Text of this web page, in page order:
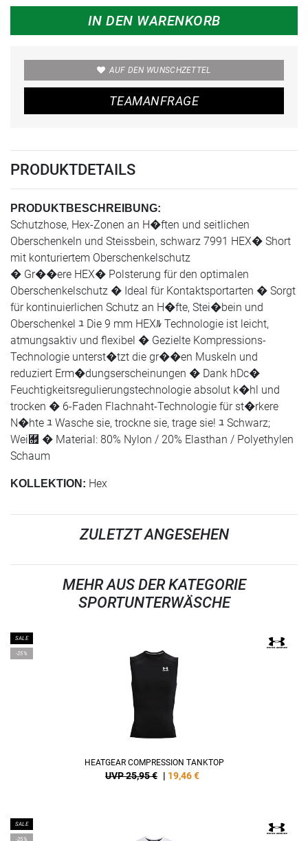
IN DEN WARENKORB
AUF DEN WUNSCHZETTEL
TEAMANFRAGE
PRODUKTDETAILS
PRODUKTBESCHREIBUNG:
Schutzhose, Hex-Zonen an H�ften und seitlichen
Oberschenkeln und Steissbein, schwarz 7991 HEX� Short
mit konturiertem Oberschenkelschutz
� Gr��ere HEX� Polsterung für den optimalen
Oberschenkelschutz � Ideal für Kontaktsportarten � Sorgt
für kontinuierlichen Schutz an H�fte, Stei�bein und
Oberschenkel ﾕ Die 9 mm HEXﾙ Technologie ist leicht,
atmungsaktiv und flexibel � Gezielte Kompressions-
Technologie unterst�tzt die gr��en Muskeln und
reduziert Erm�dungserscheinungen � Dank hDc�
Feuchtigkeitsregulierungstechnologie absolut k�hl und
trocken � 6-Faden Flachnaht-Technologie für st�rkere
N�hte ﾕ Wasche sie, trockne sie, trage sie! ﾕ Schwarz;
Wei￟ � Material: 80% Nylon / 20% Elasthan / Polyethylen
Schaum
KOLLEKTION: Hex
ZULETZT ANGESEHEN
MEHR AUS DER KATEGORIE
SPORTUNTERWÄSCHE
SALE
-25%
HEATGEAR COMPRESSION TANKTOP
UVP 25,95 € | 19,46€
SALE
-25%